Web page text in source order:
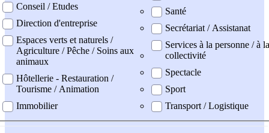
Conseil / Etudes
Direction d'entreprise
Espaces verts et naturels /
Agriculture / Pêche / Soins aux
animaux
Hôtellerie - Restauration /
Tourisme / Animation
Immobilier
Santé
Secrétariat / Assistanat
Services à la personne / à la
collectivité
Spectacle
Sport
Transport / Logistique